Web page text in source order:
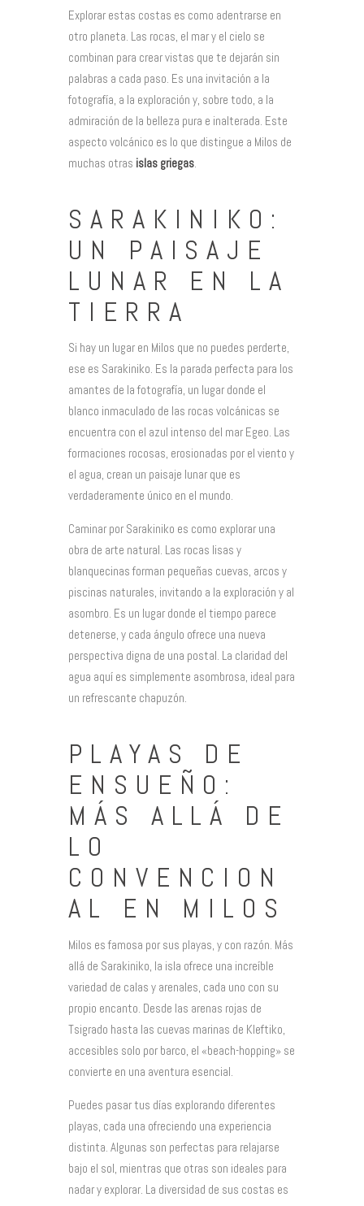
Explorar estas costas es como adentrarse en
otro planeta. Las rocas, el mar y el cielo se
combinan para crear vistas que te dejarán sin
palabras a cada paso. Es una invitación a la
fotografía, a la exploración y, sobre todo, a la
admiración de la belleza pura e inalterada. Este
aspecto volcánico es lo que distingue a Milos de
muchas otras islas griegas.
SARAKINIKO:
UN PAISAJE
LUNAR EN LA
TIERRA
Si hay un lugar en Milos que no puedes perderte,
ese es Sarakiniko. Es la parada perfecta para los
amantes de la fotografía, un lugar donde el
blanco inmaculado de las rocas volcánicas se
encuentra con el azul intenso del mar Egeo. Las
formaciones rocosas, erosionadas por el viento y
el agua, crean un paisaje lunar que es
verdaderamente único en el mundo.
Caminar por Sarakiniko es como explorar una
obra de arte natural. Las rocas lisas y
blanquecinas forman pequeñas cuevas, arcos y
piscinas naturales, invitando a la exploración y al
asombro. Es un lugar donde el tiempo parece
detenerse, y cada ángulo ofrece una nueva
perspectiva digna de una postal. La claridad del
agua aquí es simplemente asombrosa, ideal para
un refrescante chapuzón.
PLAYAS DE
ENSUEÑO:
MÁS ALLÁ DE
LO
CONVENCION
AL EN MILOS
Milos es famosa por sus playas, y con razón. Más
allá de Sarakiniko, la isla ofrece una increíble
variedad de calas y arenales, cada uno con su
propio encanto. Desde las arenas rojas de
Tsigrado hasta las cuevas marinas de Kleftiko,
accesibles solo por barco, el «beach-hopping» se
convierte en una aventura esencial.
Puedes pasar tus días explorando diferentes
playas, cada una ofreciendo una experiencia
distinta. Algunas son perfectas para relajarse
bajo el sol, mientras que otras son ideales para
nadar y explorar. La diversidad de sus costas es